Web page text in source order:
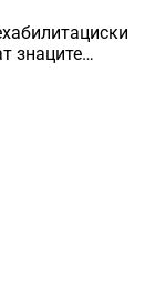
знаците…